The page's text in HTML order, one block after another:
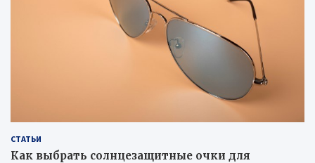
СТАТЬИ
Как выбрать солнцезащитные очки для